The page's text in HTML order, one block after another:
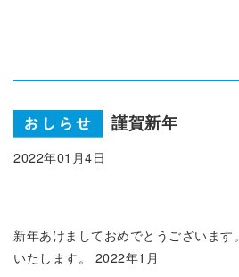
謹賀新年
2022年01月4日
新年あけましておめでとうございま
いたします。 2022年1月